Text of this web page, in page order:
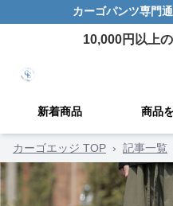
カーゴパンツ専門
10,000円以上
新着商品 商品
カーゴエッジ TOP › 記事一覧